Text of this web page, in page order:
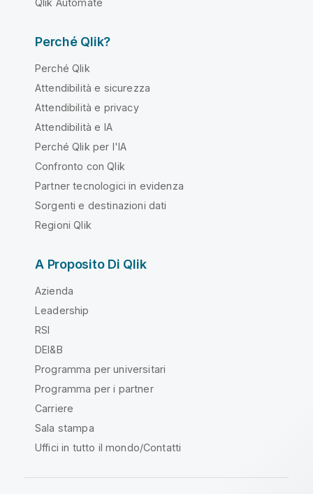
Qlik Automate
Perché Qlik?
Perché Qlik
Attendibilità e sicurezza
Attendibilità e privacy
Attendibilità e IA
Perché Qlik per l'IA
Confronto con Qlik
Partner tecnologici in evidenza
Sorgenti e destinazioni dati
Regioni Qlik
A Proposito Di Qlik
Azienda
Leadership
RSI
DEI&B
Programma per universitari
Programma per i partner
Carriere
Sala stampa
Uffici in tutto il mondo/Contatti